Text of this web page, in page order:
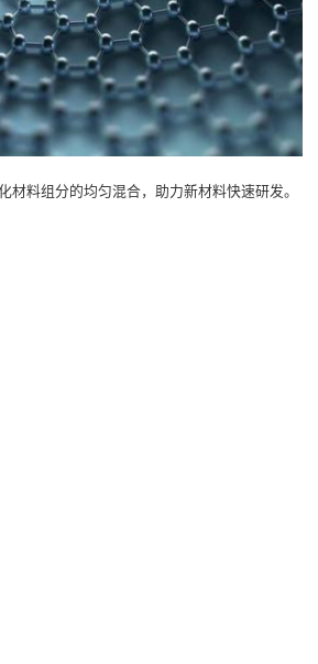
材料组分的均匀混合，助力新材料快速研发。